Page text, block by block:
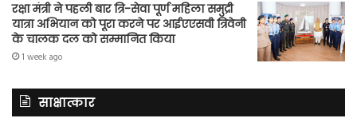
रक्षा मंत्री ने पहली बार त्रि-सेवा पूर्ण महिला समुद्री
यात्रा अभियान को पूरा करने पर आईएएसवी त्रिवेनी
के चालक दल को सम्मानित किया
1 week ago
साक्षात्कार